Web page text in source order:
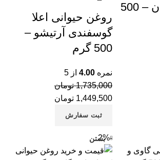
گوسفندی بویان – 500
روغن حیوانی اعلا
گوسفندی آرتیشو –
500 گرم
نمره 4.00 از 5
1,735,000 تومان
1,449,500 تومان
ثبت سفارش
-2% بستن